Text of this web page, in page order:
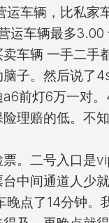
运车辆，比私家
运车辆最多
车辆 一手二手
子。然后说了
前灯6万一对
理赔的低。不
。二号入口是
中间通道人少
晚点了14分钟。